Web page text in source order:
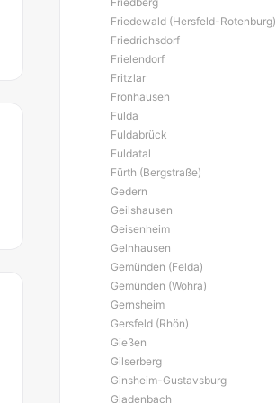
Friedewald (Hersfeld-Rotenburg)
Friedrichsdorf
Frielendorf
Fritzlar
Fronhausen
Fulda
Fuldabrück
Fuldatal
Fürth (Bergstraße)
Gedern
Geilshausen
Geisenheim
Gelnhausen
Gemünden (Felda)
Gemünden (Wohra)
Gernsheim
Gersfeld (Rhön)
Gießen
Gilserberg
Ginsheim-Gustavsburg
Gladenbach